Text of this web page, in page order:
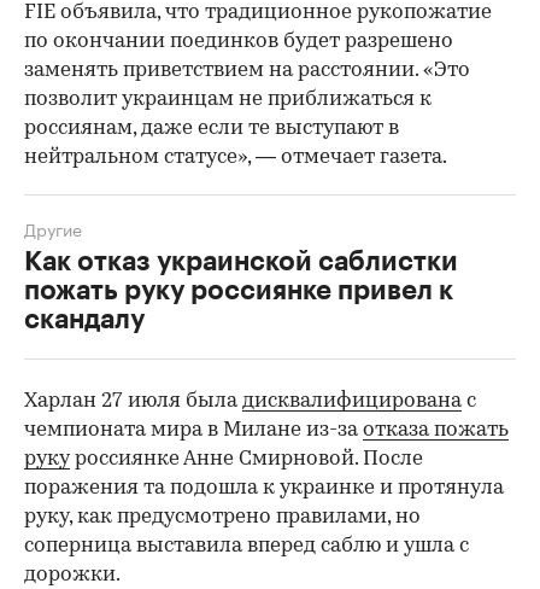
FIE объявила, что традиционное рукопожатие
по окончании поединков будет разрешено
заменять приветствием на расстоянии. «Это
позволит украинцам не приближаться к
россиянам, даже если те выступают в
нейтральном статусе», — отмечает газета.
Как отказ украинской саблистки
пожать руку россиянке привел к
скандалу
Другие
Харлан 27 июля быладисквалифицированас
чемпионата мира в Милане из-заотказа пожать
рукуроссиянке Анне Смирновой. После
поражения та подошла к украинке и протянула
руку, как предусмотрено правилами, но
соперница выставила вперед саблю и ушла с
дорожки.